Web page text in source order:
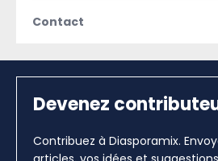
Contact
Devenez
Contribuez à Diasporamix.